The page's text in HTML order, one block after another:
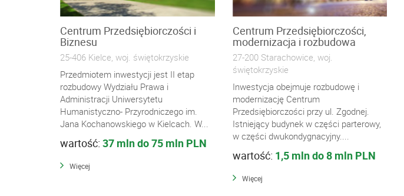
Centrum Przedsiębiorczości i
Biznesu
25-406 Kielce, woj. świętokrzyskie
Przedmiotem inwestycji jest II etap
rozbudowy Wydziału Prawa i
Administracji Uniwersytetu
Humanistyczno- Przyrodniczego im.
Jana Kochanowskiego w Kielcach. W...
wartość: 37 mln do 75 mln PLN
Więcej
Centrum Przedsiębiorczości,
modernizacja i rozbudowa
27-200 Starachowice, woj.
świętokrzyskie
Inwestycja obejmuje rozbudowę i
modernizację Centrum
Przedsiębiorczości przy ul. Zgodnej.
Istniejący budynek w części parterowy,
w części dwukondygnacyjny....
wartość: 1,5 mln do 8 mln PLN
Więcej